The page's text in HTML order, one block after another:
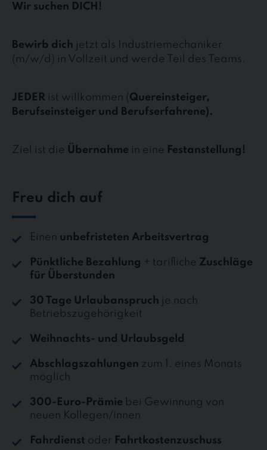
Wir suchen DICH!
Bewirb dich jetzt als Industriemechaniker
(m/w/d) in Vollzeit und werde Teil des Teams.
JEDER ist willkommen (Quereinsteiger,
Berufseinsteiger und Berufserfahrene).
Ziel ist die Übernahme in eine Festanstellung!
Freu dich auf
Einen unbefristeten Arbeitsvertrag
Pünktliche Bezahlung + tarifliche Zuschläge
für Überstunden
30 Tage Urlaubanspruch je nach
Betriebszugehörigkeit
Weihnachts- und Urlaubsgeld
Abschlagszahlungen zum 1. eines Monats
möglich
300-Euro-Prämie bei Gewinnung von
neuen Kollegen/innen
Fahrdienst oder Fahrtkostenzuschuss